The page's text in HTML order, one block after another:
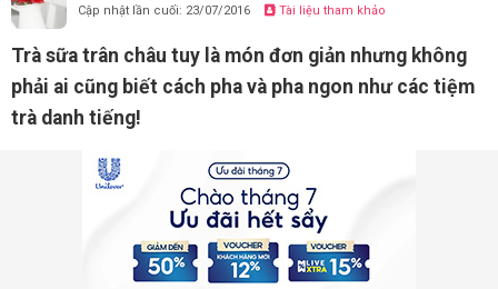
Cập nhật lần cuối: 23/07/2016 Tài liệu tham khảo
Trà sữa trân châu tuy là món đơn giản nhưng không
phải ai cũng biết cách pha và pha ngon như các tiệm
trà danh tiếng!